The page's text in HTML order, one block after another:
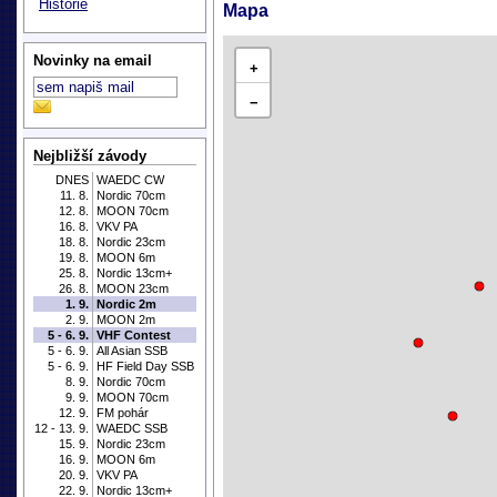
Historie
Novinky na email
Nejbližší závody
DNES WAEDC CW
11. 8.
Nordic 70cm
12. 8.
MOON 70cm
16. 8.
VKV PA
18. 8.
Nordic 23cm
19. 8.
MOON 6m
25. 8.
Nordic 13cm+
26. 8.
MOON 23cm
1. 9. Nordic 2m
2. 9.
MOON 2m
5 - 6. 9. VHF Contest
5 - 6. 9.
All Asian SSB
5 - 6. 9.
HF Field Day SSB
8. 9.
Nordic 70cm
9. 9.
MOON 70cm
12. 9.
FM pohár
12 - 13. 9.
WAEDC SSB
15. 9.
Nordic 23cm
16. 9.
MOON 6m
20. 9.
VKV PA
22. 9.
Nordic 13cm+
Mapa
+
−